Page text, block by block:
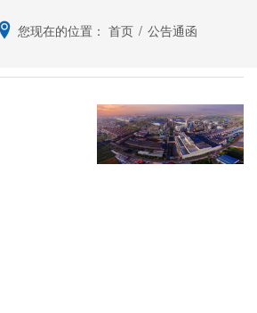
您现在的位置： 首页 / 公告通函